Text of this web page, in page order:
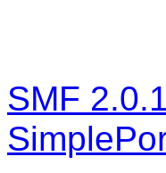
SMF